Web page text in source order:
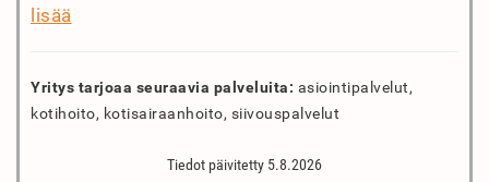
lisää
Yritys tarjoaa seuraavia palveluita: asiointipalvelut,
kotihoito, kotisairaanhoito, siivouspalvelut
Tiedot päivitetty 5.8.2026